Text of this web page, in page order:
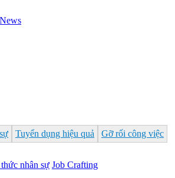
Tuyển dụng hiệu quả
Gỡ rối công việc
nhân sự Job Crafting